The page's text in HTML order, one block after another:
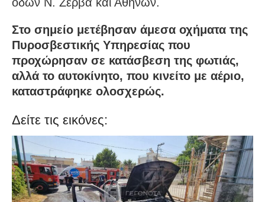
Στο σημείο μετέβησαν άμεσα οχήματα της
Πυροσβεστικής Υπηρεσίας που
προχώρησαν σε κατάσβεση της φωτιάς,
αλλά το αυτοκίνητο, που κινείτο με αέριο,
καταστράφηκε ολοσχερώς.
Δείτε τις εικόνες: